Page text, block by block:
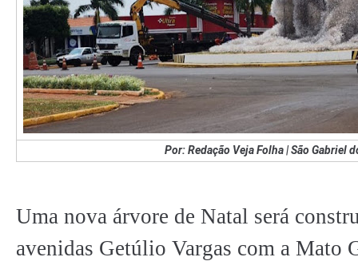
Por: Redação Veja Folha | São Gabriel
Uma nova árvore de Natal será
avenidas Getúlio Vargas com a Mato